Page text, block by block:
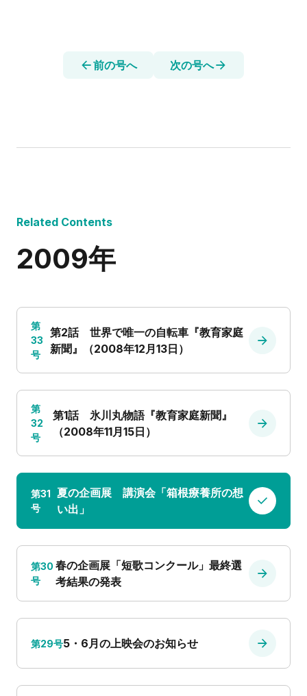
前の号へ 次の号へ
Related Contents
2009年
第
33
号
第2話 世界で唯一の自転車『教育家庭
新聞』（2008年12月13日）
第
32
号
第1話 氷川丸物語『教育家庭新聞』
（2008年11月15日）
第31
号
夏の企画展 講演会「箱根療養所の想
い出」
第30
号
春の企画展「短歌コンクール」最終選
考結果の発表
第29号5・6月の上映会のお知らせ